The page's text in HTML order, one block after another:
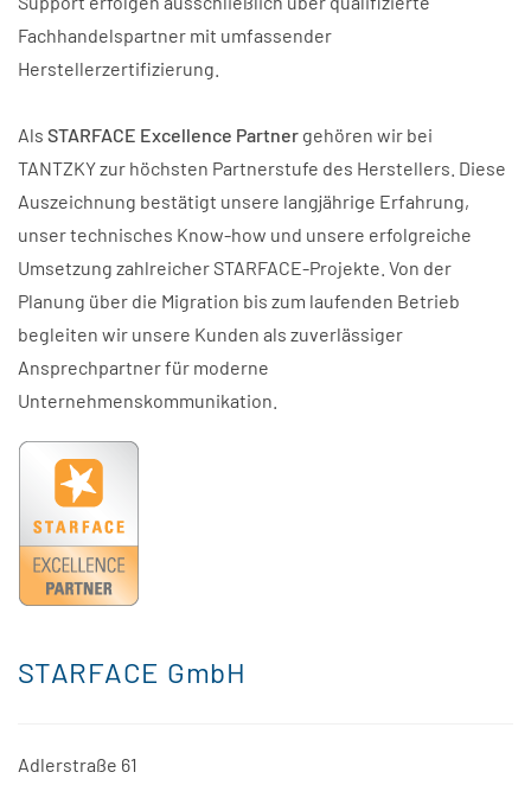
Fachhandelspartner mit umfassender
Herstellerzertifizierung.
Als STARFACE Excellence Partner gehören wir bei
TANTZKY zur höchsten Partnerstufe des Herstellers. Diese
Auszeichnung bestätigt unsere langjährige Erfahrung,
unser technisches Know-how und unsere erfolgreiche
Umsetzung zahlreicher STARFACE-Projekte. Von der
Planung über die Migration bis zum laufenden Betrieb
begleiten wir unsere Kunden als zuverlässiger
Ansprechpartner für moderne
Unternehmenskommunikation.
STARFACE GmbH
Adlerstraße 61